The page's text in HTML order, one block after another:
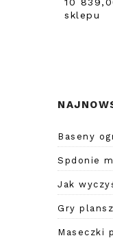
sklepu
Baseny
Spdonie
Jak
Gry
Maseczki